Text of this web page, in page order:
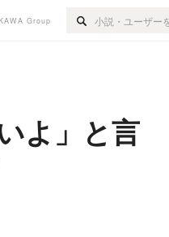
Group
よ」と言